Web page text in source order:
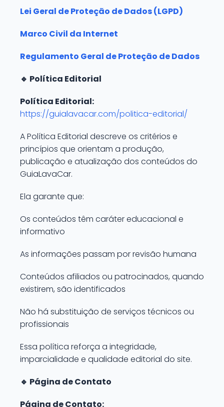
Lei Geral de Proteção de Dados (LGPD)
Marco Civil da Internet
Regulamento Geral de Proteção de Dados
🔹 Política Editorial
Política Editorial:
https://guialavacar.com/politica-editorial/
A Política Editorial descreve os critérios e
princípios que orientam a produção,
publicação e atualização dos conteúdos do
GuiaLavaCar.
Ela garante que:
Os conteúdos têm caráter educacional e
informativo
As informações passam por revisão humana
Conteúdos afiliados ou patrocinados, quando
existirem, são identificados
Não há substituição de serviços técnicos ou
profissionais
Essa política reforça a integridade,
imparcialidade e qualidade editorial do site.
🔹 Página de Contato
Página de Contato: